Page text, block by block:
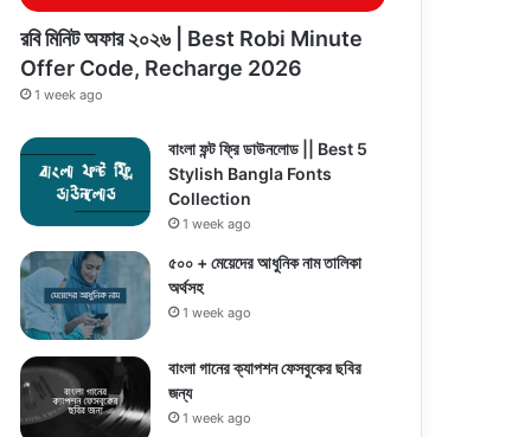
রবি মিনিট অফার ২০২৬ | Best Robi Minute
Offer Code, Recharge 2026
1 week ago
বাংলা ফন্ট ফ্রি ডাউনলোড || Best 5
Stylish Bangla Fonts
Collection
1 week ago
৫০০ + মেয়েদের আধুনিক নাম তালিকা
অর্থসহ
1 week ago
বাংলা গানের ক্যাপশন ফেসবুকের ছবির
জন্য
1 week ago